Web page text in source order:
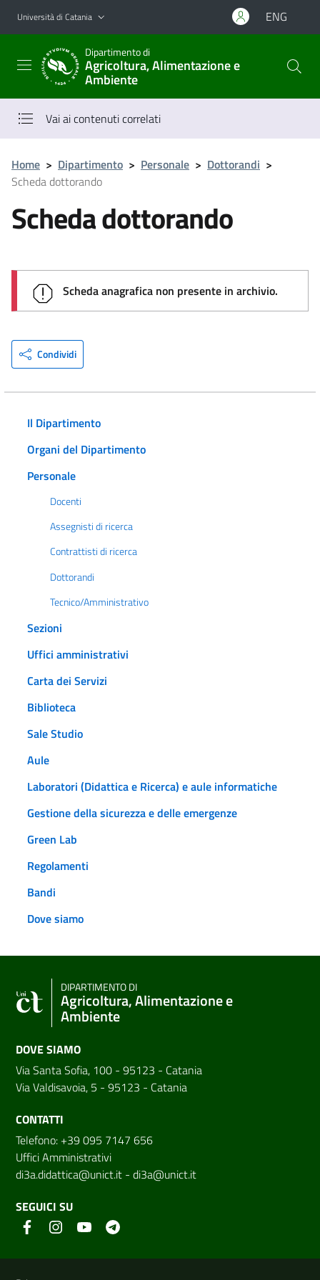
Vai al contenuto principale
Vai al menu di navigazione
Università di Catania ENG
Dipartimento di
Agricoltura, Alimentazione e
Ambiente
Vai ai contenuti correlati
Home > Dipartimento > Personale > Dottorandi >
Scheda dottorando
Scheda dottorando
Scheda anagrafica non presente in archivio.
Condividi
Il Dipartimento
Organi del Dipartimento
Personale
Docenti
Assegnisti di ricerca
Contrattisti di ricerca
Dottorandi
Tecnico/Amministrativo
Sezioni
Uffici amministrativi
Carta dei Servizi
Biblioteca
Sale Studio
Aule
Laboratori (Didattica e Ricerca) e aule informatiche
Gestione della sicurezza e delle emergenze
Green Lab
Regolamenti
Bandi
Dove siamo
DIPARTIMENTO DI
Agricoltura, Alimentazione e
Ambiente
DOVE SIAMO
Via Santa Sofia, 100 - 95123 - Catania
Via Valdisavoia, 5 - 95123 - Catania
CONTATTI
Telefono: +39 095 7147 656
Uffici Amministrativi
di3a.didattica@unict.it - di3a@unict.it
SEGUICI SU
Link e informazioni utili